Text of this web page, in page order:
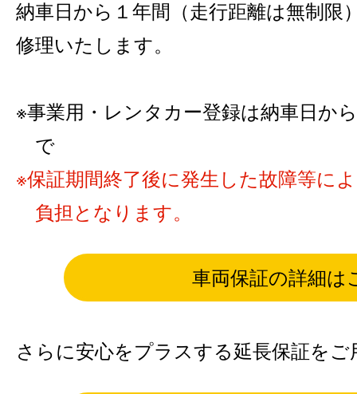
納車日から１年間（走行距離は無制限
修理いたします。
事業用・レンタカー登録は納車日か
で
保証期間終了後に発生した故障等に
負担となります。
車両保証の詳細は
さらに安心をプラスする延長保証を